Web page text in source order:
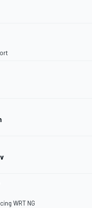
WRT NG